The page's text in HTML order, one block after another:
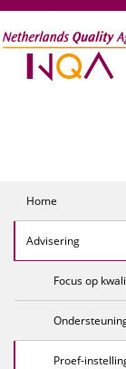
Overslaan en naar de
Home
Advisering
Focus op
Proef-